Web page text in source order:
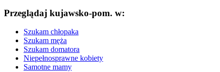
Przeglądaj kujawsko-pom. w:
Szukam chłopaka
Szukam męża
Szukam domatora
Niepełnosprawne kobiety
Samotne mamy